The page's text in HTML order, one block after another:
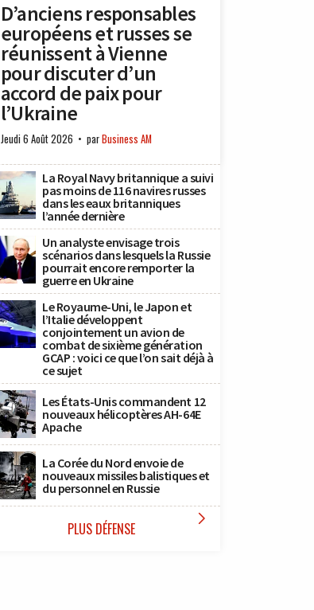
D’anciens responsables
européens et russes se
réunissent à Vienne
pour discuter d’un
accord de paix pour
l’Ukraine
Jeudi 6 Août 2026 parBusiness AM
La Royal Navy britannique a suivi
pas moins de 116 navires russes
dans les eaux britanniques
l’année dernière
Un analyste envisage trois
scénarios dans lesquels la Russie
pourrait encore remporter la
guerre en Ukraine
Le Royaume-Uni, le Japon et
l’Italie développent
conjointement un avion de
combat de sixième génération
GCAP : voici ce que l’on sait déjà à
ce sujet
Les États-Unis commandent 12
nouveaux hélicoptères AH-64E
Apache
La Corée du Nord envoie de
nouveaux missiles balistiques et
du personnel en Russie
PLUS DÉFENSE 